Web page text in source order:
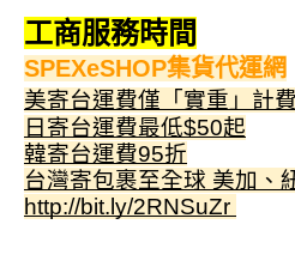
工商服務時間
SPEXeSHOP集貨代運網
美寄台運費僅「實重」計
日寄台運費最低$50起
韓寄台運費95折
台灣寄包裹至全球 美加、
http://bit.ly/2RNSuZr